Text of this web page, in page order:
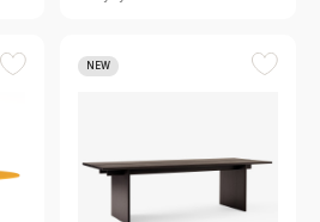
NEW